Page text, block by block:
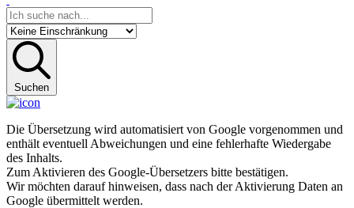
Suchen
Die Übersetzung wird automatisiert von Google vorgenommen und
enthält eventuell Abweichungen und eine fehlerhafte Wiedergabe
des Inhalts.
Zum Aktivieren des Google-Übersetzers bitte bestätigen.
Wir möchten darauf hinweisen, dass nach der Aktivierung Daten an
Google übermittelt werden.